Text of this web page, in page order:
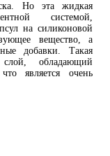
Но эта жидкая
системой,
на силиконовой
вещество, а
добавки. Такая
слой, обладающий
является очень